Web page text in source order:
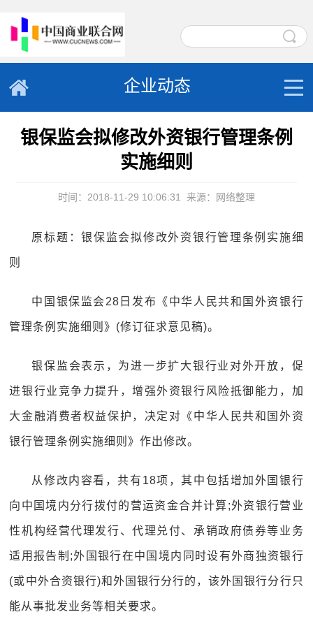
企业动态
银保监会拟修改外资银行管理条例
实施细则
时间：2018-11-29 10:06:31 来源：网络整理
原标题：银保监会拟修改外资银行管理条例实施细
则
中国银保监会28日发布《中华人民共和国外资银行
管理条例实施细则》(修订征求意见稿)。
银保监会表示，为进一步扩大银行业对外开放，促
进银行业竞争力提升，增强外资银行风险抵御能力，加
大金融消费者权益保护，决定对《中华人民共和国外资
银行管理条例实施细则》作出修改。
从修改内容看，共有18项，其中包括增加外国银行
向中国境内分行拨付的营运资金合并计算;外资银行营业
性机构经营代理发行、代理兑付、承销政府债券等业务
适用报告制;外国银行在中国境内同时设有外商独资银行
(或中外合资银行)和外国银行分行的，该外国银行分行只
能从事批发业务等相关要求。